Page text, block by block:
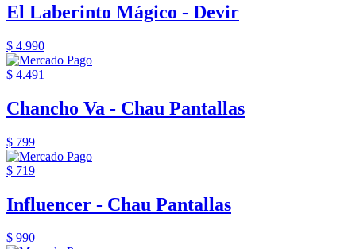
El Laberinto Mágico - Devir
$ 4.990
$ 4.491
Chancho Va - Chau Pantallas
$ 799
$ 719
Influencer - Chau Pantallas
$ 990